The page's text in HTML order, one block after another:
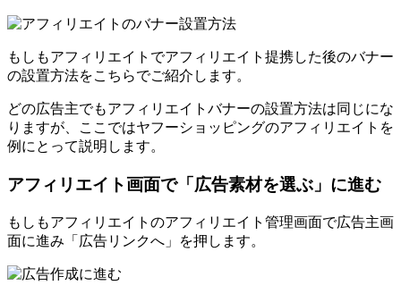
もしもアフィリエイトでアフィリエイト提携した後のバナー
の設置方法をこちらでご紹介します。
どの広告主でもアフィリエイトバナーの設置方法は同じにな
りますが、ここではヤフーショッピングのアフィリエイトを
例にとって説明します。
アフィリエイト画面で「広告素材を選ぶ」に進む
もしもアフィリエイトのアフィリエイト管理画面で広告主画
面に進み「広告リンクへ」を押します。